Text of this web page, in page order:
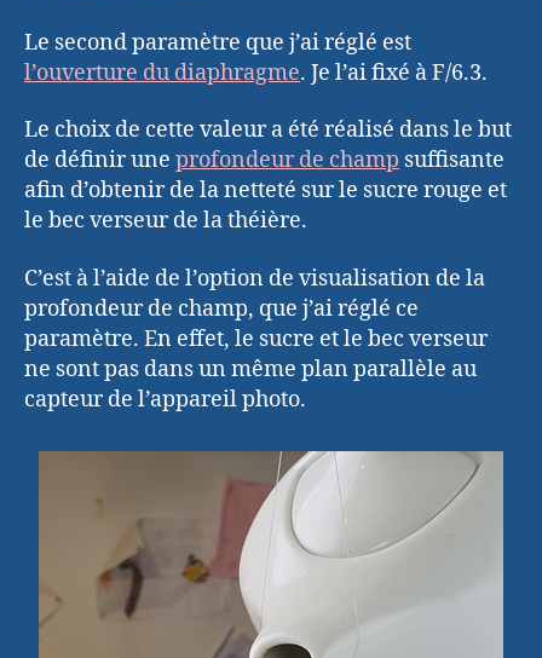
Le second paramètre que j’ai réglé est
l’ouverture du diaphragme. Je l’ai fixé à F/6.3.
Le choix de cette valeur a été réalisé dans le but
de définir une profondeur de champ suffisante
afin d’obtenir de la netteté sur le sucre rouge et
le bec verseur de la théière.
C’est à l’aide de l’option de visualisation de la
profondeur de champ, que j’ai réglé ce
paramètre. En effet, le sucre et le bec verseur
ne sont pas dans un même plan parallèle au
capteur de l’appareil photo.